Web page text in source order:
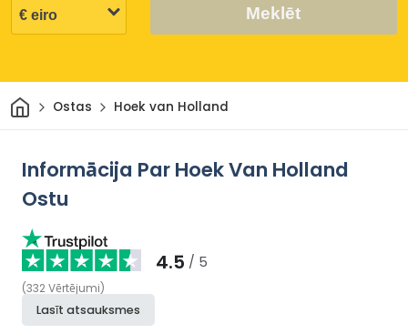
Meklēt
Sākums
Ostas Hoek van Holland
Informācija Par Hoek Van Holland
Ostu
4.5 / 5
(332Vērtējumi)
Lasīt atsauksmes